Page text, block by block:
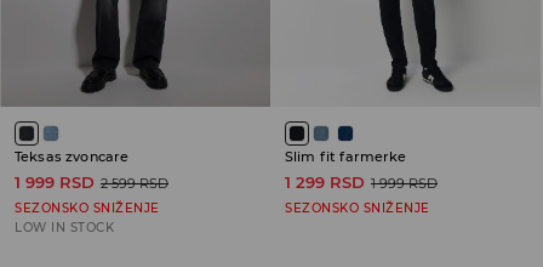
Teksas zvoncare
1 999 RSD 2 599 RSD
SEZONSKO SNIŽENJE
LOW IN STOCK
Slim fit farmerke
1 299 RSD 1 999 RSD
SEZONSKO SNIŽENJE